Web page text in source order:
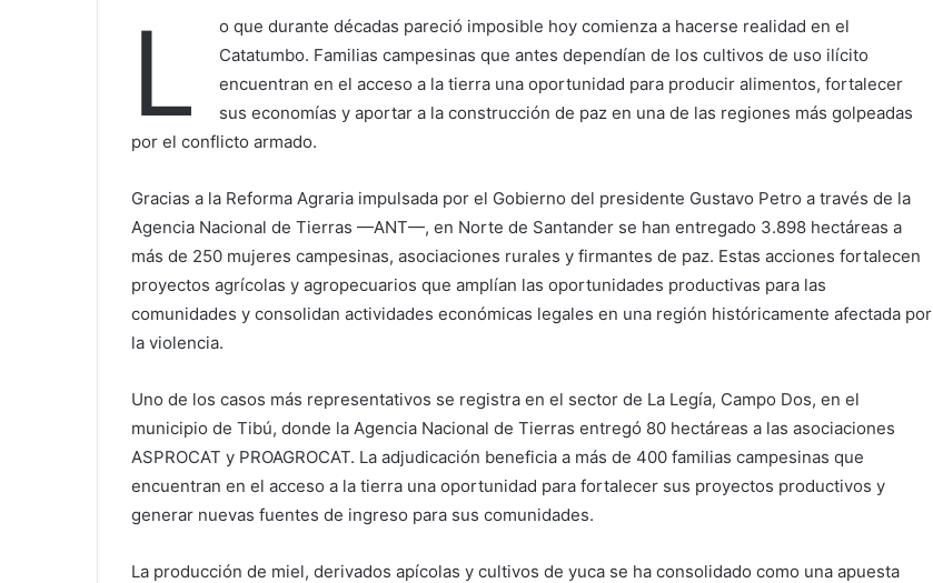
L
o que durante décadas pareció imposible hoy comienza a hacerse realidad en el
Catatumbo. Familias campesinas que antes dependían de los cultivos de uso ilícito
encuentran en el acceso a la tierra una oportunidad para producir alimentos, fortalecer
sus economías y aportar a la construcción de paz en una de las regiones más golpeadas
por el conflicto armado.
Gracias a la Reforma Agraria impulsada por el Gobierno del presidente Gustavo Petro a través de la
Agencia Nacional de Tierras —ANT—, en Norte de Santander se han entregado 3.898 hectáreas a
más de 250 mujeres campesinas, asociaciones rurales y firmantes de paz. Estas acciones fortalecen
proyectos agrícolas y agropecuarios que amplían las oportunidades productivas para las
comunidades y consolidan actividades económicas legales en una región históricamente afectada por
la violencia.
Uno de los casos más representativos se registra en el sector de La Legía, Campo Dos, en el
municipio de Tibú, donde la Agencia Nacional de Tierras entregó 80 hectáreas a las asociaciones
ASPROCAT y PROAGROCAT. La adjudicación beneficia a más de 400 familias campesinas que
encuentran en el acceso a la tierra una oportunidad para fortalecer sus proyectos productivos y
generar nuevas fuentes de ingreso para sus comunidades.
La producción de miel, derivados apícolas y cultivos de yuca se ha consolidado como una apuesta